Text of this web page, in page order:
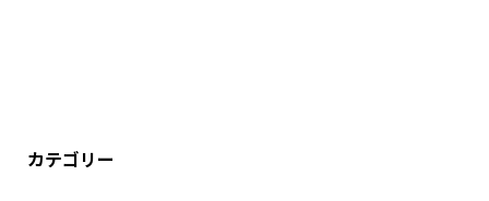
カテゴリー